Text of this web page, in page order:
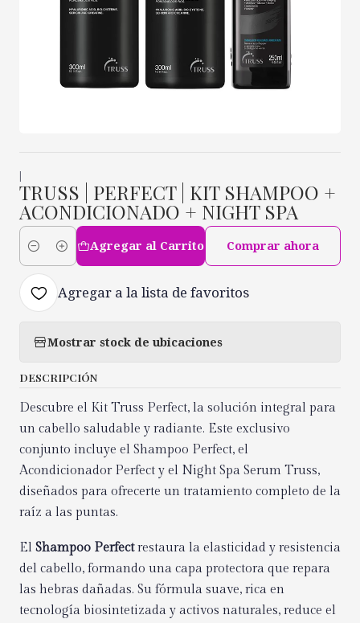
TRUSS | PERFECT | KIT SHAMPOO +
ACONDICIONADO + NIGHT SPA
Cantidad
Agregar al Carrito Comprar ahora
Agregar a la lista de favoritos
Mostrar stock de ubicaciones
DESCRIPCIÓN
Descubre el Kit Truss Perfect, la solución integral para
un cabello saludable y radiante. Este exclusivo
conjunto incluye el Shampoo Perfect, el
Acondicionador Perfect y el Night Spa Serum Truss,
diseñados para ofrecerte un tratamiento completo de la
raíz a las puntas.
El Shampoo Perfectrestaura la elasticidad y resistencia
del cabello, formando una capa protectora que repara
las hebras dañadas. Su fórmula suave, rica en
tecnología biosintetizada y activos naturales, reduce el